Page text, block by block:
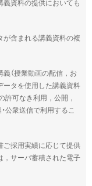
資料の提供においても
含まれる講義資料の複
（授業動画の配信，お
ータを使用した講義資料
許可なき利用，公開，
公衆送信で利用するこ
ご採用実績に応じて提供
，サーバ蓄積された電子